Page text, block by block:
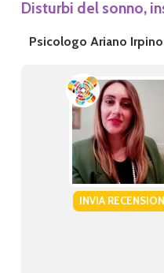
Disturbi del sonno,
Psicologo Ariano
INVIA